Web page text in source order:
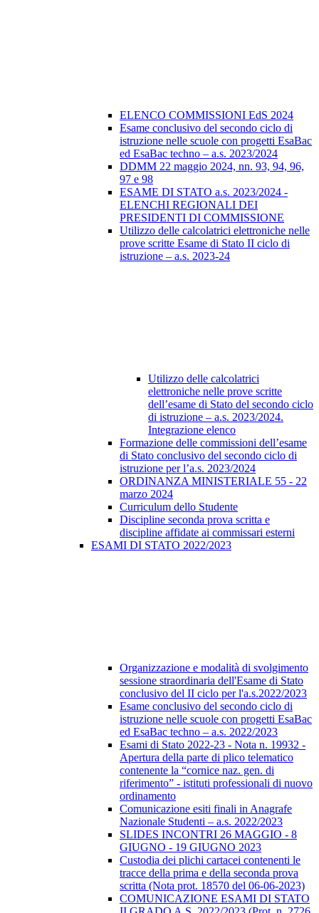
ELENCO COMMISSIONI EdS 2024
Esame conclusivo del secondo ciclo di
istruzione nelle scuole con progetti EsaBac
ed EsaBac techno – a.s. 2023/2024
DDMM 22 maggio 2024, nn. 93, 94, 96,
97 e 98
ESAME DI STATO a.s. 2023/2024 -
ELENCHI REGIONALI DEI
PRESIDENTI DI COMMISSIONE
Utilizzo delle calcolatrici elettroniche nelle
prove scritte Esame di Stato II ciclo di
istruzione – a.s. 2023-24
Utilizzo delle calcolatrici
elettroniche nelle prove scritte
dell’esame di Stato del secondo ciclo
di istruzione – a.s. 2023/2024.
Integrazione elenco
Formazione delle commissioni dell’esame
di Stato conclusivo del secondo ciclo di
istruzione per l’a.s. 2023/2024
ORDINANZA MINISTERIALE 55 - 22
marzo 2024
Curriculum dello Studente
Discipline seconda prova scritta e
discipline affidate ai commissari esterni
ESAMI DI STATO 2022/2023
Organizzazione e modalità di svolgimento
sessione straordinaria dell'Esame di Stato
conclusivo del II ciclo per l'a.s.2022/2023
Esame conclusivo del secondo ciclo di
istruzione nelle scuole con progetti EsaBac
ed EsaBac techno – a.s. 2022/2023
Esami di Stato 2022-23 - Nota n. 19932 -
Apertura della parte di plico telematico
contenente la “cornice naz. gen. di
riferimento” - istituti professionali di nuovo
ordinamento
Comunicazione esiti finali in Anagrafe
Nazionale Studenti – a.s. 2022/2023
SLIDES INCONTRI 26 MAGGIO - 8
GIUGNO - 19 GIUGNO 2023
Custodia dei plichi cartacei contenenti le
tracce della prima e della seconda prova
scritta (Nota prot. 18570 del 06-06-2023)
COMUNICAZIONE ESAMI DI STATO